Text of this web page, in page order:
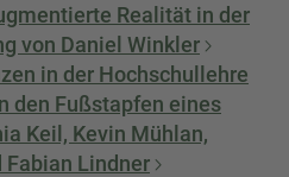
Realität in der
von Daniel Winkler
in der Hochschullehre
den Fußstapfen eines
Keil, Kevin Mühlan,
Fabian Lindner